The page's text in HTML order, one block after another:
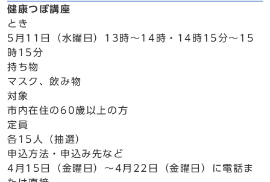
健康つぼ講座
とき
5月11日（水曜日）13時～14時・14時15分～15
時15分
持ち物
マスク、飲み物
対象
市内在住の60歳以上の方
定員
各15人（抽選）
申込方法・申込み先など
4月15日（金曜日）～4月22日（金曜日）に電話ま